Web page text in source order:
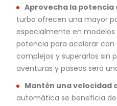
Aprovecha la potencia
turbo ofrecen una mayor
especialmente en modelos
potencia para acelerar
complejos y superarlos sin
aventuras y paseos será
Mantén una velocidad
automática se beneficia